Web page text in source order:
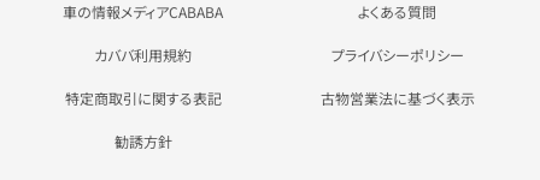
車の情報メディアCABABA よくある質問
カババ利用規約 プライバシーポリシー
特定商取引に関する表記 古物営業法に基づく表示
勧誘方針